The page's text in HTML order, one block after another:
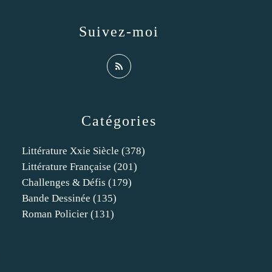
Catégories
Littérature Xxie Siècle (378)
Littérature Française (201)
Challenges & Défis (179)
Bande Dessinée (135)
Roman Policier (131)
Suivez-moi